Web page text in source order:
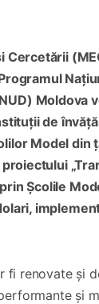
Cercetării
Moldova
de
Model din
Școlile
fi renovate și
și